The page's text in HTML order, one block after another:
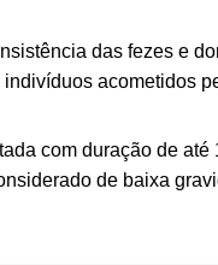
das fezes e
acometidos
com duração de até
de baixa